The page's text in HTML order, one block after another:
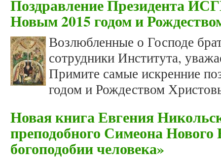
Поздравление Президента
Новым 2015 годом и
Возлюбленные о Господе
сотрудники Института,
Примите самые искренние
годом и Рождеством
Новая книга Евгения
преподобного Симеона Нового
богоподобии человека»